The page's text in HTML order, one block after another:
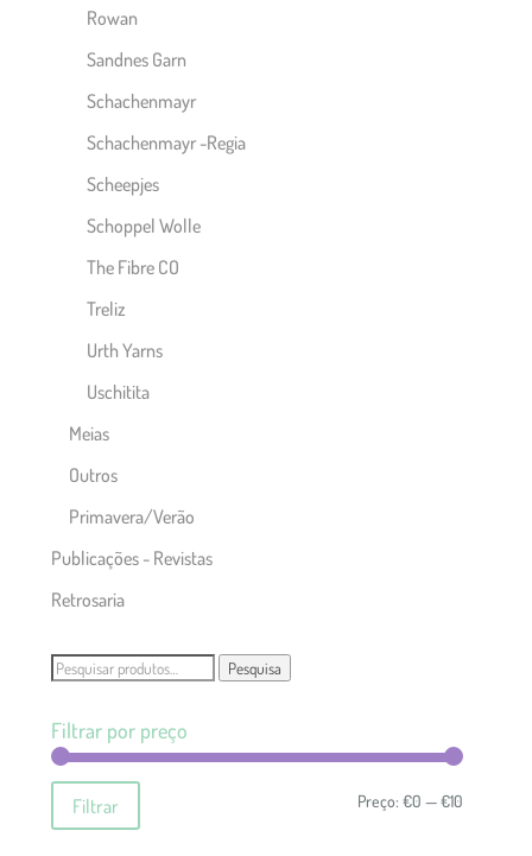
Rowan
Sandnes Garn
Schachenmayr
Schachenmayr -Regia
Scheepjes
Schoppel Wolle
The Fibre CO
Treliz
Urth Yarns
Uschitita
Meias
Outros
Primavera/Verão
Publicações - Revistas
Retrosaria
Pesquisar
Pesquisa
Filtrar por preço
Preço
Preço
Filtrar Preço: €0 —€10